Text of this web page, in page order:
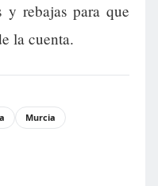
y rebajas para que
la cuenta.
Murcia